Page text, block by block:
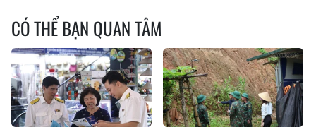
CÓ THỂ BẠN QUAN TÂM